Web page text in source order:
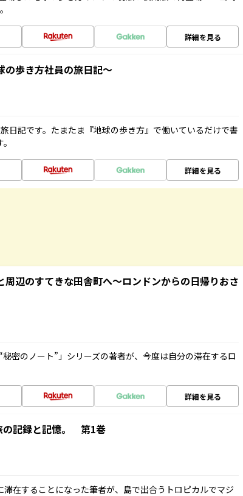
詳細を見る
の歩き方社員の旅日記～
日記です。たまたま『地球の歩き方』で働いているだけで書
詳細を見る
辺のすてきな田舎町へ～ロンドンからの日帰りおさ
密のノート”」シリーズの著者が、今度は自分の滞在するロ
詳細を見る
記録と記憶。 第1巻
在することになった筆者が、島で出合うトロピカルでマジ